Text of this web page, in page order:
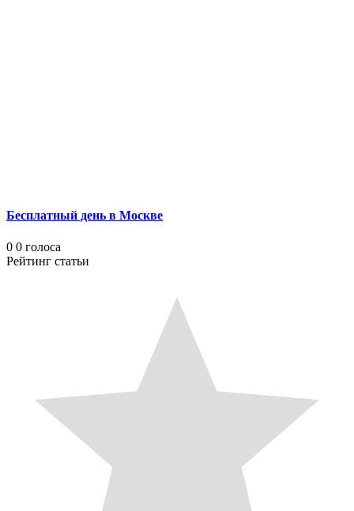
Бесплатный день в Москве
0 0 голоса
Рейтинг статьи